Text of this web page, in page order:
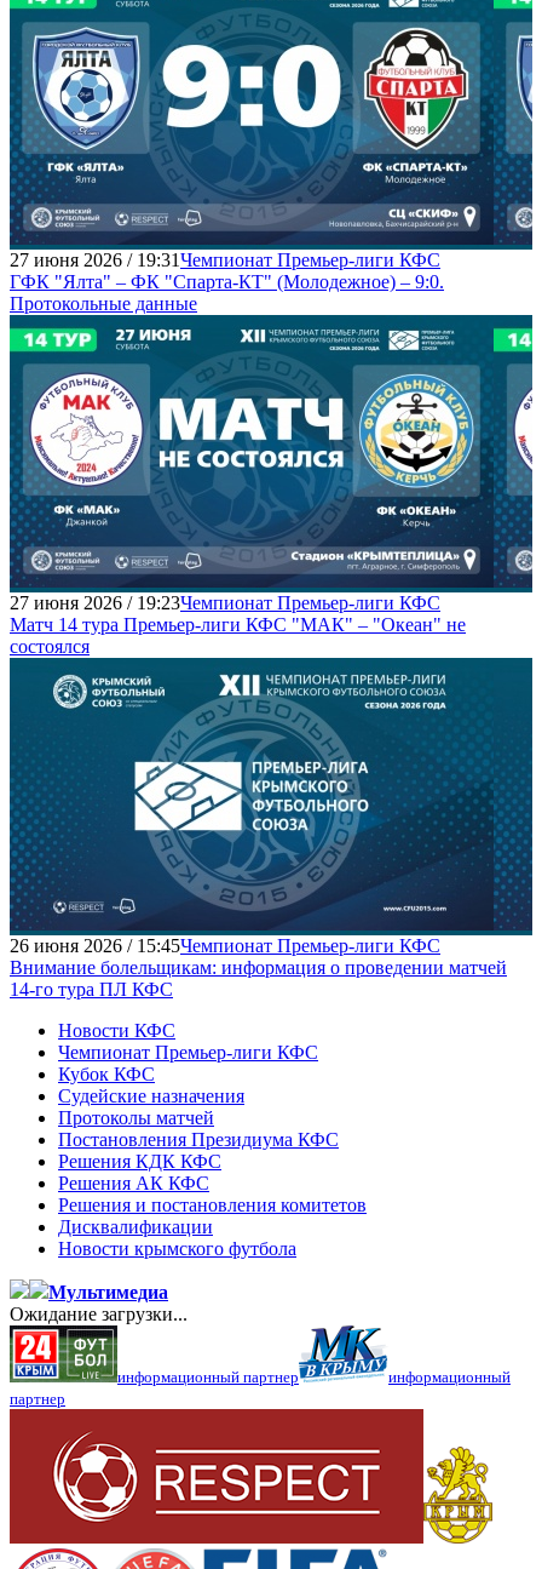
27 июня 2026 / 19:31Чемпионат Премьер-лиги КФС
ГФК "Ялта" – ФК "Спарта-КТ" (Молодежное) – 9:0.
Протокольные данные
27 июня 2026 / 19:23Чемпионат Премьер-лиги КФС
Матч 14 тура Премьер-лиги КФС "МАК" – "Океан" не
состоялся
26 июня 2026 / 15:45Чемпионат Премьер-лиги КФС
Внимание болельщикам: информация о проведении матчей
14-го тура ПЛ КФС
Новости КФС
Чемпионат Премьер-лиги КФС
Кубок КФС
Судейские назначения
Протоколы матчей
Постановления Президиума КФС
Решения КДК КФС
Решения АК КФС
Решения и постановления комитетов
Дисквалификации
Новости крымского футбола
Мультимедиа
Ожидание загрузки...
информационный партнер
информационный
партнер